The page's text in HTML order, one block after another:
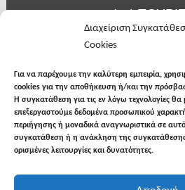
Διαχείριση
Cookies
Για να παρέχουμε την καλύτερη εμπειρία,
cookies για την αποθήκευση ή/και την
Η συγκατάθεση για τις εν λόγω τεχνολογίες θα
επεξεργαστούμε δεδομένα προσωπικού
περιήγησης ή μοναδικά αναγνωριστικά σε
συγκατάθεση ή η ανάκληση της
ορισμένες λειτουργίες και δυνατότητες.
ΑΥΤΟΔΙΟΙΚΗΣΗ(45)
(14)
κρούσματα κορονοϊού(18) λαϊκή
σπυροπουλος(7) υγεια(148)